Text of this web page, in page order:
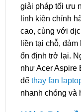
giải pháp tối ưu
linh kiện chính
cao, cùng với
liền tại chỗ,
ổn định trở lại.
như Acer Aspire
để thay fan
nhanh chóng và